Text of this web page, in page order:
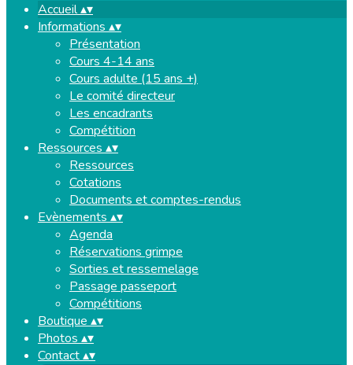
Accueil▴▾
Informations ▴▾
Présentation
Cours 4-14 ans
Cours adulte (15 ans +)
Le comité directeur
Les encadrants
Compétition
Ressources ▴▾
Ressources
Cotations
Documents et comptes-rendus
Evènements ▴▾
Agenda
Réservations grimpe
Sorties et ressemelage
Passage passeport
Compétitions
Boutique ▴▾
Photos ▴▾
Contact▴▾